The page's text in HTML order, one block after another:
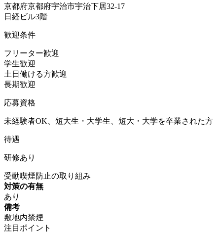
京都府京都府宇治市宇治下居32-17
日経ビル3階
歓迎条件
フリーター歓迎
学生歓迎
土日働ける方歓迎
長期歓迎
応募資格
未経験者OK、短大生・大学生、短大・大学を卒業された方
待遇
研修あり
受動喫煙防止の取り組み
対策の有無
あり
備考
敷地内禁煙
注目ポイント